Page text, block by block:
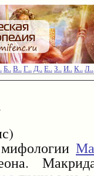
Б..В..Г..Д..Е..З..И..К..Л..